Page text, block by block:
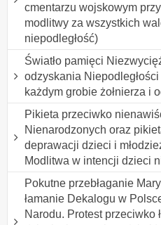
cmentarzu wojskowym
modlitwy za wszystkich
niepodległość)
Światło pamięci
odzyskania
każdym grobie żołnierza i
Pikieta przeciwko
Nienarodzonych oraz
deprawacji dzieci i
Modlitwa w intencji dzieci
Pokutne przebłaganie
łamanie Dekalogu w
Narodu. Protest przeciwko